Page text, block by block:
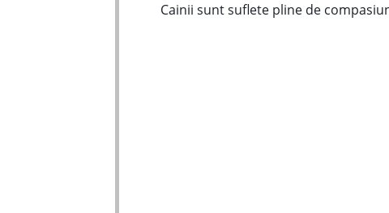
Cainii sunt suflete pline de